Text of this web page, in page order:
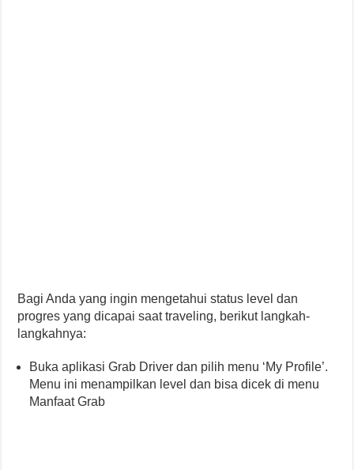
Bagi Anda yang ingin mengetahui status level dan
progres yang dicapai saat traveling, berikut langkah-
langkahnya:
Buka aplikasi Grab Driver dan pilih menu ‘My Profile’.
Menu ini menampilkan level dan bisa dicek di menu
Manfaat Grab